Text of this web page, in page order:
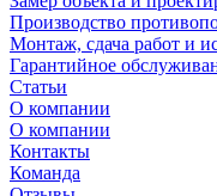
Производство
Монтаж, сдача работ и
Гарантийное
Статьи
О компании
О компании
Контакты
Команда